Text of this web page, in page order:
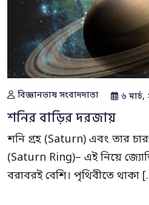
বিজ্ঞানভাষ সংবাদদাতা ৬
শনির বাড়ির দরজায়
শনি গ্রহ (Saturn) এবং তার
(Saturn Ring)– এই নিয়ে
বরাবরই বেশি। পৃথিবীতে থাকা